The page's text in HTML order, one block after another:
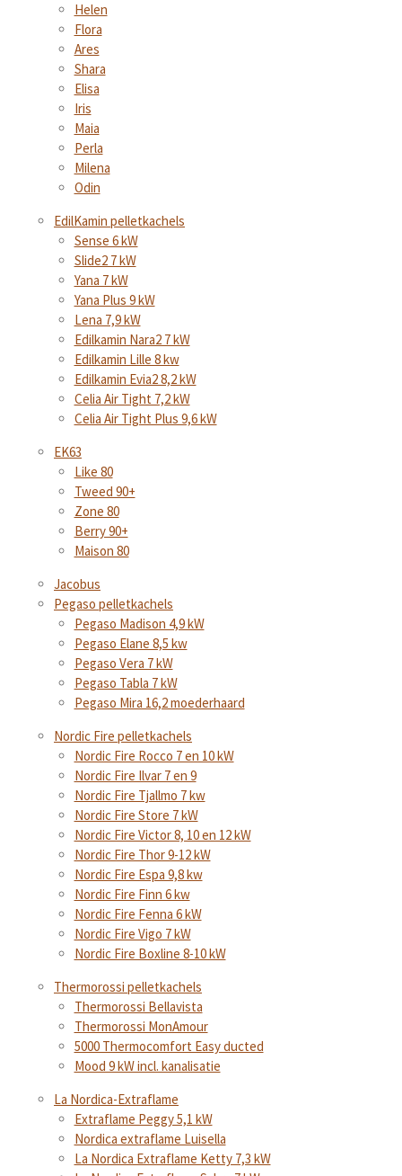
Helen
Flora
Ares
Shara
Elisa
Iris
Maia
Perla
Milena
Odin
EdilKamin pelletkachels
Sense 6 kW
Slide2 7 kW
Yana 7 kW
Yana Plus 9 kW
Lena 7,9 kW
Edilkamin Nara2 7 kW
Edilkamin Lille 8 kw
Edilkamin Evia2 8,2 kW
Celia Air Tight 7,2 kW
Celia Air Tight Plus 9,6 kW
EK63
Like 80
Tweed 90+
Zone 80
Berry 90+
Maison 80
Jacobus
Pegaso pelletkachels
Pegaso Madison 4,9 kW
Pegaso Elane 8,5 kw
Pegaso Vera 7 kW
Pegaso Tabla 7 kW
Pegaso Mira 16,2 moederhaard
Nordic Fire pelletkachels
Nordic Fire Rocco 7 en 10 kW
Nordic Fire Ilvar 7 en 9
Nordic Fire Tjallmo 7 kw
Nordic Fire Store 7 kW
Nordic Fire Victor 8, 10 en 12 kW
Nordic Fire Thor 9-12 kW
Nordic Fire Espa 9,8 kw
Nordic Fire Finn 6 kw
Nordic Fire Fenna 6 kW
Nordic Fire Vigo 7 kW
Nordic Fire Boxline 8-10 kW
Thermorossi pelletkachels
Thermorossi Bellavista
Thermorossi MonAmour
5000 Thermocomfort Easy ducted
Mood 9 kW incl. kanalisatie
La Nordica-Extraflame
Extraflame Peggy 5,1 kW
Nordica extraflame Luisella
La Nordica Extraflame Ketty 7,3 kW